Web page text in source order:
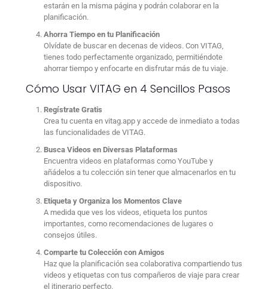
estarán en la misma página y podrán colaborar en la
planificación.
Ahorra Tiempo en tu Planificación
Olvídate de buscar en decenas de videos. Con VITAG,
tienes todo perfectamente organizado, permitiéndote
ahorrar tiempo y enfocarte en disfrutar más de tu viaje.
Cómo Usar VITAG en 4 Sencillos Pasos
Regístrate Gratis
Crea tu cuenta en vitag.app y accede de inmediato a todas
las funcionalidades de VITAG.
Busca Videos en Diversas Plataformas
Encuentra videos en plataformas como YouTube y
añádelos a tu colección sin tener que almacenarlos en tu
dispositivo.
Etiqueta y Organiza los Momentos Clave
A medida que ves los videos, etiqueta los puntos
importantes, como recomendaciones de lugares o
consejos útiles.
Comparte tu Colección con Amigos
Haz que la planificación sea colaborativa compartiendo tus
videos y etiquetas con tus compañeros de viaje para crear
el itinerario perfecto.